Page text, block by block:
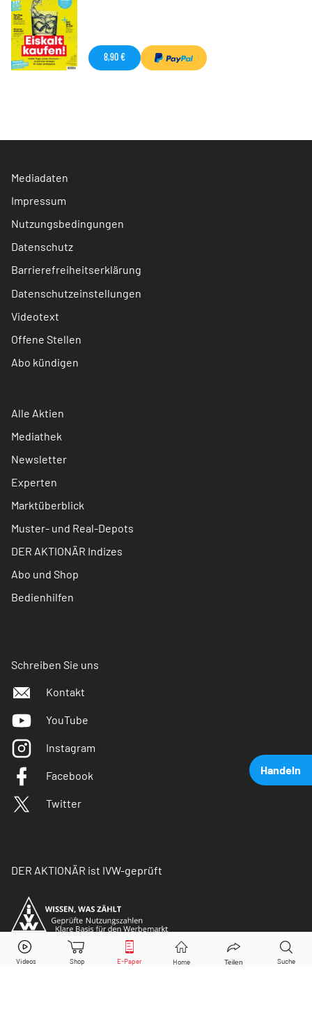
Handeln
Infineon Aktie jetzt handeln?
8,90 €
Mediadaten
Impressum
Nutzungsbedingungen
Datenschutz
Barrierefreiheitserklärung
Datenschutzeinstellungen
Videotext
Offene Stellen
Abo kündigen
Alle Aktien
Mediathek
Newsletter
Experten
Marktüberblick
Muster- und Real-Depots
DER AKTIONÄR Indizes
Abo und Shop
Bedienhilfen
Schreiben Sie uns
Kontakt
YouTube
Instagram
Facebook
Twitter
DER AKTIONÄR ist IVW-geprüft